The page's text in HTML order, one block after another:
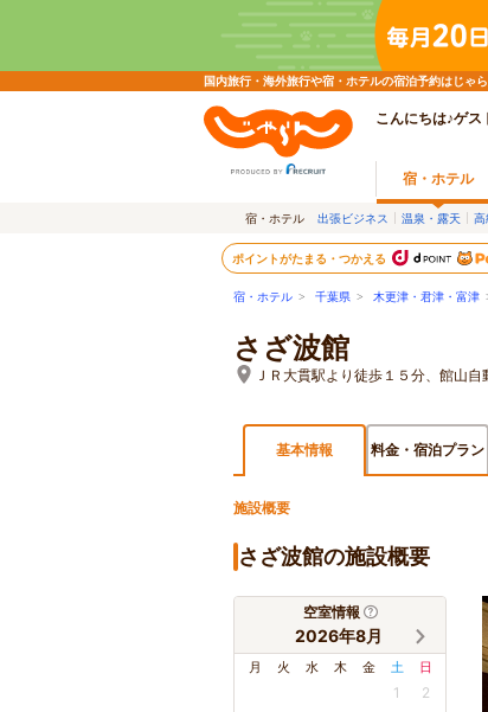
国内旅行・海外旅行や宿・ホテルの宿泊予約はじ
こんにちは♪ゲス
宿・ホテル
宿・ホテル 出張ビジネス 温泉・露天 高
ポイントがたまる・つかえる
宿・ホテル > 千葉県 > 木更津・君津・富津
さざ波館
ＪＲ大貫駅より徒歩１５分、館山
基本情報 料金・宿泊プラン
施設概要
さざ波館の施設概要
空室情報
2026年8月
月 火 水 木 金 土 日
1 2